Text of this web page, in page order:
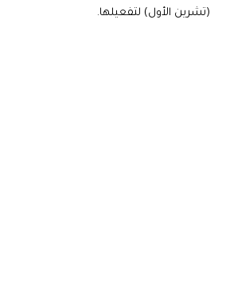
(تشرين الأول) لتفعيلها.